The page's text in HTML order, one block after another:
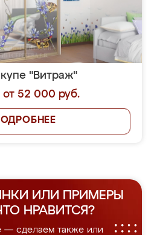
"Витраж"
от 52 000 руб.
ИЛИ ПРИМЕРЫ
НРАВИТСЯ?
— сделаем также или